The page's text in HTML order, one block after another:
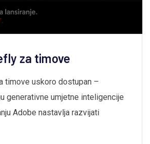
za timove
timove uskoro dostupan –
generativne umjetne inteligencije
Adobe nastavlja razvijati